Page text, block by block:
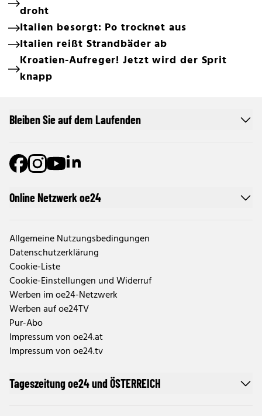
droht
Italien besorgt: Po trocknet aus
Italien reißt Strandbäder ab
Kroatien-Aufreger! Jetzt wird der Sprit
knapp
Online Netzwerk oe24
Allgemeine Nutzungsbedingungen
Datenschutzerklärung
Cookie-Liste
Cookie-Einstellungen und Widerruf
Werben im oe24-Netzwerk
Werben auf oe24TV
Pur-Abo
Impressum von oe24.at
Impressum von oe24.tv
Tageszeitung oe24 und ÖSTERREICH
Bleiben Sie auf dem Laufenden